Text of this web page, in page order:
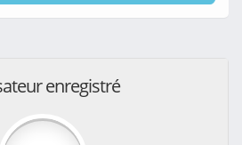
enregistré